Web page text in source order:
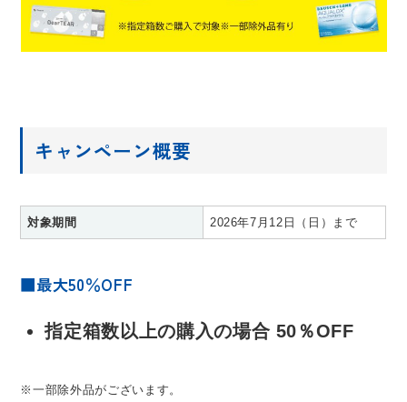
キャンペーン概要
対象期間 2026年7月12日（日）まで
■最大50％OFF
指定箱数以上の購入の場合 50％OFF
※一部除外品がございます。